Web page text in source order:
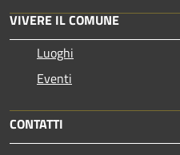
VIVERE IL COMUNE
Luoghi
Eventi
CONTATTI